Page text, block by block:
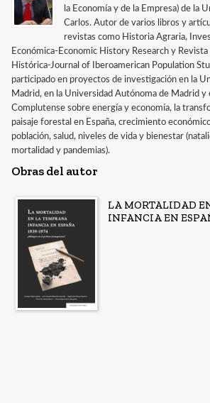
la Economía y de la Empresa) de la
Carlos. Autor de varios libros y
revistas como Historia Agraria,
Económica-Economic History Research y
Histórica-Journal of Iberoamerican Population
participado en proyectos de investigación en la
Madrid, en la Universidad Autónoma de Madrid y
Complutense sobre energía y economía, la
paisaje forestal en España, crecimiento
población, salud, niveles de vida y bienestar
mortalidad y pandemias).
Obras del autor
LA MORTALIDAD
INFANCIA EN